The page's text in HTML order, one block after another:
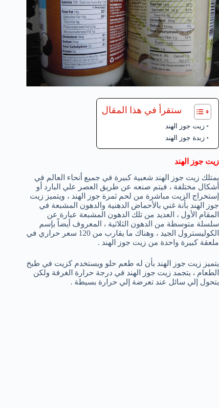
ستقرأ في هذا المقال
زيت جوز الهند
زبدة جوز الهند
زيت جوز الهند
يمتلك زيت جوز الهند شعبية كبيرة في جميع أنحاء العالم في
أشكال مختلفة ، فيتم صنعه عن طريق العصر علي البارد أو
إستخراج الزيت مباشرة من لحم ثمرة جوز الهند ، ويتميز زيت
جوز الهند بأنة غني بالأحماض الدهنية والدهون المشبعة في
المقام الأول ، العديد من تلك الدهون المشبعة عبارة عن
سلسلة متوسطة من الدهون الثلاثية ، المعروف أيضاً بإسم
الكوليسترول الجيد ، وهناك ما يقارب من 120 سعر حراري في
ملعقة كبيرة واحدة من زيت جوز الهند .
يتميز زيت جوز الهند بأن له طعم حلو ويستخدم كزيت في طبخ
الطعام ، يتجمد زيت جوز الهند في درجة حرارة الغرفة ولكن
يتحول إلي سائل عند تعرضة إلي حرارة بسيطة .